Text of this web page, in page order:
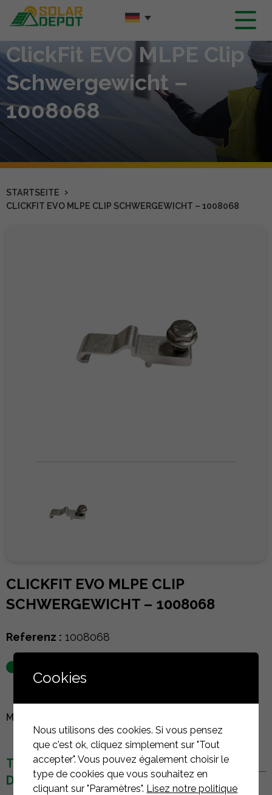
Hauptinhalt
ClickFit EVO MLPE Clip
Schwergewicht –
1008068
STARTSEITE ›
CLICKFIT EVO MLPE CLIP SCHWERGEWICHT – 1008068
CLICKFIT EVO MLPE CLIP
SCHWERGEWICHT – 1008068
Referenz : 1008068
MELDEN SIE SICH AN, UM DEN PREIS ZU SEHEN
TECHNISCHE
DETAILS
Cookies
Nous utilisons des cookies. Si vous pensez
que c'est ok, cliquez simplement sur "Tout
accepter". Vous pouvez également choisir le
type de cookies que vous souhaitez en
cliquant sur "Paramètres". Lisez notre politique